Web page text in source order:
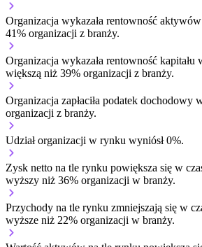
Organizacja wykazała rentowność
41% organizacji z branży.
Organizacja wykazała rentowność kapitału
większą niż 39% organizacji z branży.
Organizacja zapłaciła podatek dochodowy
organizacji z branży.
Udział organizacji w rynku wyniósł 0%.
Zysk netto na tle rynku powiększa się w
wyższy niż 36% organizacji w branży.
Przychody na tle rynku zmniejszają się w
wyższe niż 22% organizacji w branży.